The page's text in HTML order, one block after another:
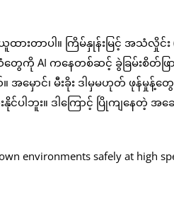
းတာပါ။ ကြိမ်နှုန်းမြင့် အသံလှိုင်း
ကို AI ကနေတစ်ဆင့် ခွဲခြမ်းစိတ်ဖြ
။ အမှောင်၊ မီးခိုး ဒါမှမဟုတ် ဖုန်
ါဘူး။ ဒါကြောင့် ပြိုကျနေတဲ့